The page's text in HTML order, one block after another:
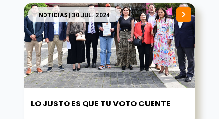
NOTICIAS| 30 JUL. 2024
LO JUSTO ES QUE TU VOTO CUENTE